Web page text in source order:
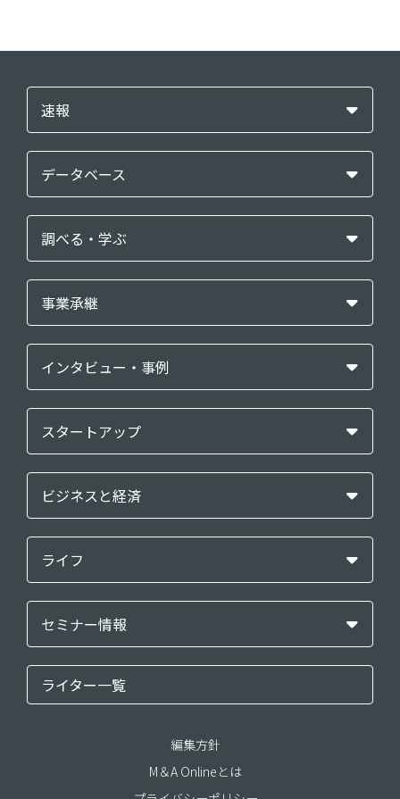
速報
データベース
調べる・学ぶ
事業承継
インタビュー・事例
スタートアップ
ビジネスと経済
ライフ
セミナー情報
ライター一覧
編集方針
M＆A Onlineとは